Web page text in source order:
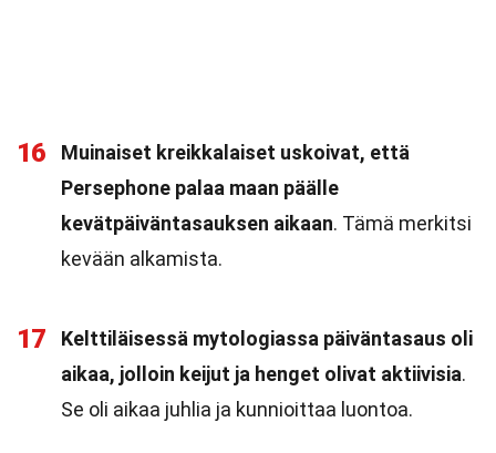
16
Muinaiset kreikkalaiset uskoivat, että
Persephone palaa maan päälle
kevätpäiväntasauksen aikaan. Tämä merkitsi
kevään alkamista.
17
Kelttiläisessä mytologiassa päiväntasaus oli
aikaa, jolloin keijut ja henget olivat aktiivisia.
Se oli aikaa juhlia ja kunnioittaa luontoa.